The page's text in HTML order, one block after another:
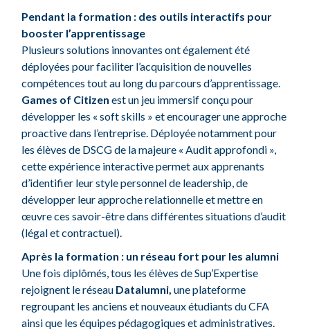
Pendant la formation : des outils interactifs pour
booster l’apprentissage
Plusieurs solutions innovantes ont également été
déployées pour faciliter l’acquisition de nouvelles
compétences tout au long du parcours d’apprentissage.
Games of Citizen est un jeu immersif conçu pour
développer les « soft skills » et encourager une approche
proactive dans l’entreprise. Déployée notamment pour
les élèves de DSCG de la majeure « Audit approfondi »,
cette expérience interactive permet aux apprenants
d’identifier leur style personnel de leadership, de
développer leur approche relationnelle et mettre en
œuvre ces savoir-être dans différentes situations d’audit
(légal et contractuel).
Après la formation : un réseau fort pour les alumni
Une fois diplômés, tous les élèves de Sup’Expertise
rejoignent le réseau Datalumni, une plateforme
regroupant les anciens et nouveaux étudiants du CFA
ainsi que les équipes pédagogiques et administratives.